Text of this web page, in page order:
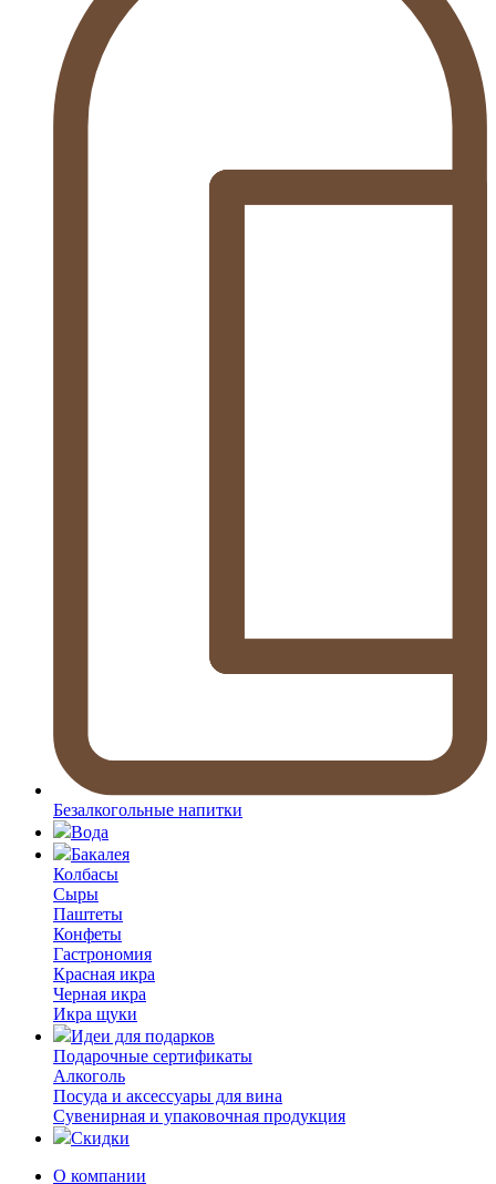
Безалкогольные напитки
Вода
Бакалея
Колбасы
Сыры
Паштеты
Конфеты
Гастрономия
Красная икра
Черная икра
Икра щуки
Идеи для подарков
Подарочные сертификаты
Алкоголь
Посуда и аксессуары для вина
Сувенирная и упаковочная продукция
Скидки
О компании